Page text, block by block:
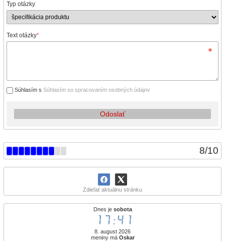
8/10
Zdieľať aktuálnu stránku
Dnes je sobota
17:41
8. august 2026
meniny má Oskar
Typ otázky
Text otázky*
Súhlasím s Súhlasím so spracovaním osobných údajov
Odoslať